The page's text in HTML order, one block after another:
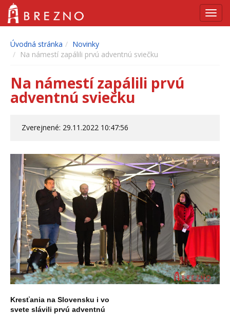
Úvodná stránka
Novinky
Na námestí zapálili prvú adventnú sviečku
Na námestí zapálili prvú
adventnú sviečku
Zverejnené: 29.11.2022 10:47:56
Kresťania na Slovensku i vo
svete slávili prvú adventnú